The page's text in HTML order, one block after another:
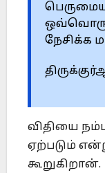
நேசிக்க
விதியை
ஏற்படும்
கூறுகிறான்.